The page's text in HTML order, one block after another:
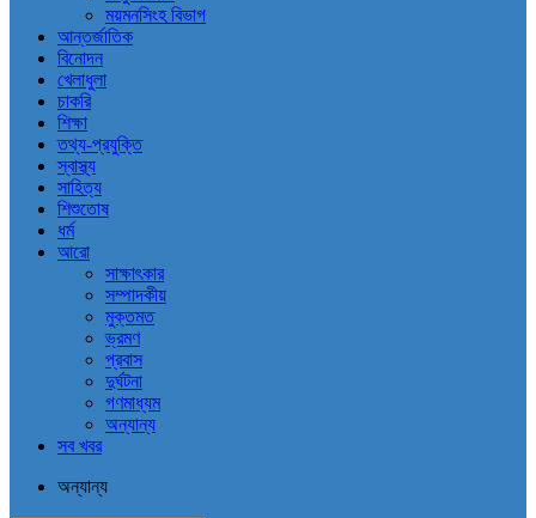
ময়মনসিংহ বিভাগ
আন্তর্জাতিক
বিনোদন
খেলাধুলা
চাকরি
শিক্ষা
তথ্য-প্রযুক্তি
স্বাস্থ্য
সাহিত্য
শিশুতোষ
ধর্ম
আরো
সাক্ষাৎকার
সম্পাদকীয়
মুক্তমত
ভ্রমণ
প্রবাস
দুর্ঘটনা
গণমাধ্যম
অন্যান্য
সব খবর
অন্যান্য